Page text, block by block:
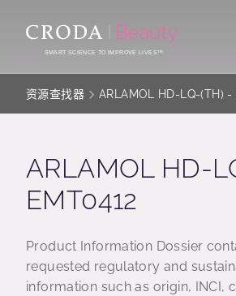
CONTENTSMART SCIENCE TO IMPROVE LIVES™
资源查找器 ARLAMOL HD-LQ-(TH) -
ARLAMOL HD-
EMT0412
Product Information Dossier
requested regulatory and
information such as origin, INCI,